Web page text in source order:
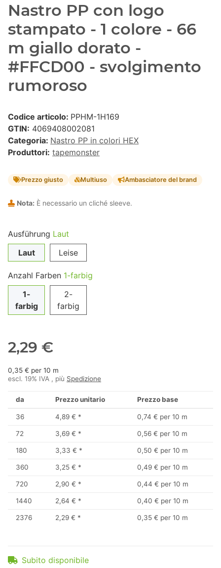
Nastro PP con logo
stampato - 1 colore - 66
m giallo dorato -
#FFCD00 - svolgimento
rumoroso
Codice articolo: PPHM-1H169
GTIN: 4069408002081
Categoria: Nastro PP in colori HEX
Produttori: tapemonster
Prezzo giusto Multiuso Ambasciatore del brand
Nota: È necessario un cliché sleeve.
Ausführung Laut
Laut
Leise
Anzahl Farben 1-farbig
1-
farbig
2-
farbig
2,29 €
0,35 € per 10 m
escl. 19% IVA , più Spedizione
da Prezzo unitario Prezzo base
36 4,89 € * 0,74 € per 10 m
72 3,69 € * 0,56 € per 10 m
180 3,33 € * 0,50 € per 10 m
360 3,25 € * 0,49 € per 10 m
720 2,90 € * 0,44 € per 10 m
1440 2,64 € * 0,40 € per 10 m
2376 2,29 € * 0,35 € per 10 m
Subito disponibile